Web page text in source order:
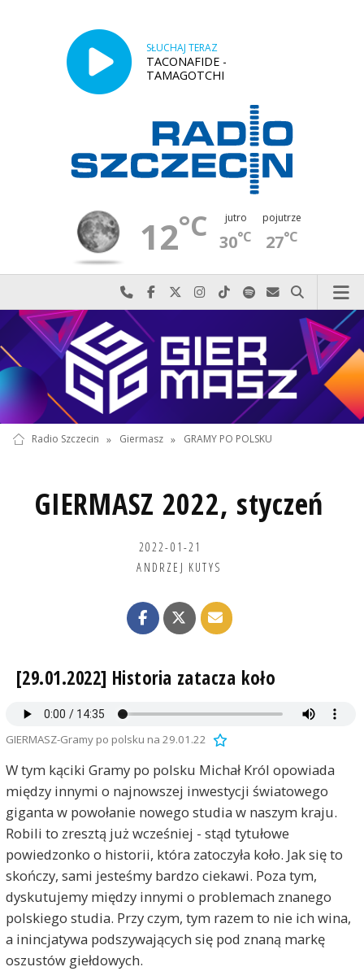
SŁUCHAJ TERAZ
TACONAFIDE -
TAMAGOTCHI
12°C jutro
30°C
pojutrze
27°C
Najlepiej po prostu do nas zadzwoń
Odwiedź nas na Facebook-u
Odwiedź nas na X
Odwiedź nas na Instagram-ie
Odwiedź nas na TikTok-u
Szukaj nas na Spotify
Wyślij do nas
Szukaj
Radio Szczecin » Giermasz » GRAMY PO POLSKU
GIERMASZ 2022, styczeń
2022-01-21
ANDRZEJ KUTYS
[29.01.2022] Historia zatacza koło
GIERMASZ-Gramy po polsku na 29.01.22
W tym kąciki Gramy po polsku Michał Król opowiada
między innymi o najnowszej inwestycji światowego
giganta w powołanie nowego studia w naszym kraju.
Robili to zresztą już wcześniej - stąd tytułowe
powiedzonko o historii, która zatoczyła koło. Jak się to
skończy, sami jesteśmy bardzo ciekawi. Poza tym,
dyskutujemy między innymi o problemach znanego
polskiego studia. Przy czym, tym razem to nie ich wina,
a inincjatywa podszywających się pod znaną markę
oszustów giełdowych.